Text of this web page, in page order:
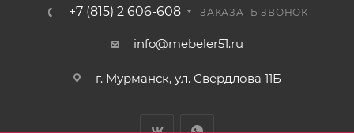
+7 (815) 2 606-608 ЗАКАЗАТЬ ЗВОНОК
info@mebeler51.ru
г. Мурманск, ул. Свердлова 11Б